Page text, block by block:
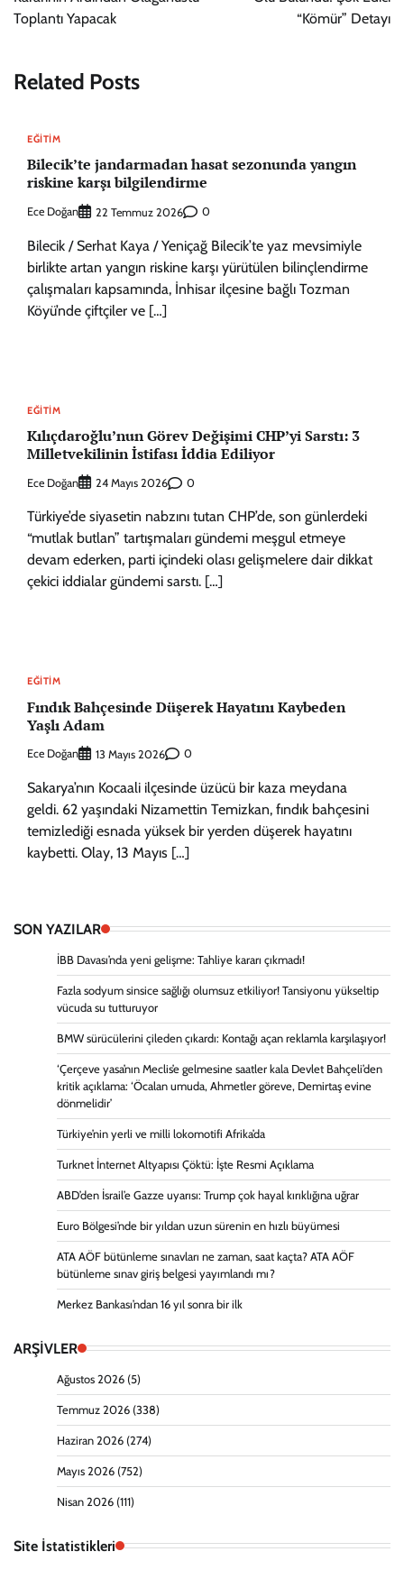
Toplantı Yapacak
“Kömür” Detayı
Related Posts
EĞITIM
Bilecik’te jandarmadan hasat sezonunda yangın
riskine karşı bilgilendirme
Ece Doğan 22 Temmuz 2026 0
Bilecik / Serhat Kaya / Yeniçağ Bilecik’te yaz mevsimiyle
birlikte artan yangın riskine karşı yürütülen bilinçlendirme
çalışmaları kapsamında, İnhisar ilçesine bağlı Tozman
Köyü’nde çiftçiler ve […]
EĞITIM
Kılıçdaroğlu’nun Görev Değişimi CHP’yi Sarstı: 3
Milletvekilinin İstifası İddia Ediliyor
Ece Doğan 24 Mayıs 2026 0
Türkiye’de siyasetin nabzını tutan CHP’de, son günlerdeki
“mutlak butlan” tartışmaları gündemi meşgul etmeye
devam ederken, parti içindeki olası gelişmelere dair dikkat
çekici iddialar gündemi sarstı. […]
EĞITIM
Fındık Bahçesinde Düşerek Hayatını Kaybeden
Yaşlı Adam
Ece Doğan 13 Mayıs 2026 0
Sakarya’nın Kocaali ilçesinde üzücü bir kaza meydana
geldi. 62 yaşındaki Nizamettin Temizkan, fındık bahçesini
temizlediği esnada yüksek bir yerden düşerek hayatını
kaybetti. Olay, 13 Mayıs […]
SON YAZILAR
İBB Davası’nda yeni gelişme: Tahliye kararı çıkmadı!
Fazla sodyum sinsice sağlığı olumsuz etkiliyor! Tansiyonu yükseltip
vücuda su tutturuyor
BMW sürücülerini çileden çıkardı: Kontağı açan reklamla karşılaşıyor!
‘Çerçeve yasa’nın Meclis’e gelmesine saatler kala Devlet Bahçeli’den
kritik açıklama: ‘Öcalan umuda, Ahmetler göreve, Demirtaş evine
dönmelidir’
Türkiye’nin yerli ve milli lokomotifi Afrika’da
Turknet İnternet Altyapısı Çöktü: İşte Resmi Açıklama
ABD’den İsrail’e Gazze uyarısı: Trump çok hayal kırıklığına uğrar
Euro Bölgesi’nde bir yıldan uzun sürenin en hızlı büyümesi
ATA AÖF bütünleme sınavları ne zaman, saat kaçta? ATA AÖF
bütünleme sınav giriş belgesi yayımlandı mı?
Merkez Bankası’ndan 16 yıl sonra bir ilk
ARŞİVLER
Ağustos 2026 (5)
Temmuz 2026 (338)
Haziran 2026 (274)
Mayıs 2026 (752)
Nisan 2026 (111)
Site İstatistikleri